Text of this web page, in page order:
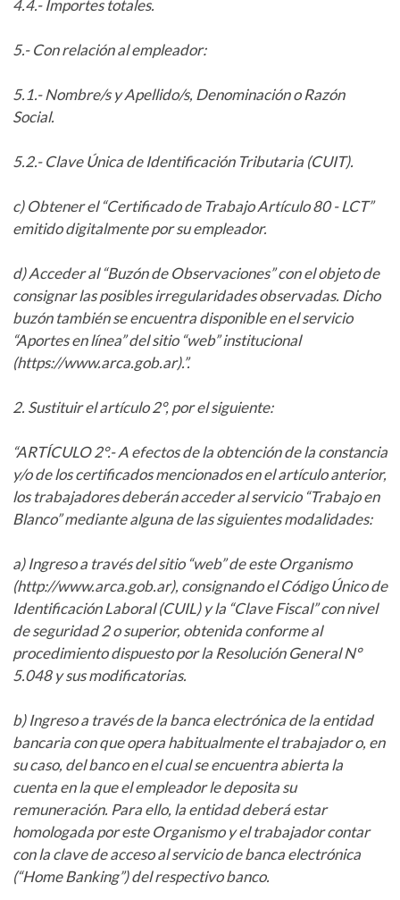
4.4.- Importes totales.
5.- Con relación al empleador:
5.1.- Nombre/s y Apellido/s, Denominación o Razón
Social.
5.2.- Clave Única de Identificación Tributaria (CUIT).
c) Obtener el “Certificado de Trabajo Artículo 80 - LCT”
emitido digitalmente por su empleador.
d) Acceder al “Buzón de Observaciones” con el objeto de
consignar las posibles irregularidades observadas. Dicho
buzón también se encuentra disponible en el servicio
“Aportes en línea” del sitio “web” institucional
(https://www.arca.gob.ar).”.
2. Sustituir el artículo 2°, por el siguiente:
“ARTÍCULO 2°.- A efectos de la obtención de la constancia
y/o de los certificados mencionados en el artículo anterior,
los trabajadores deberán acceder al servicio “Trabajo en
Blanco” mediante alguna de las siguientes modalidades:
a) Ingreso a través del sitio “web” de este Organismo
(http://www.arca.gob.ar), consignando el Código Único de
Identificación Laboral (CUIL) y la “Clave Fiscal” con nivel
de seguridad 2 o superior, obtenida conforme al
procedimiento dispuesto por la Resolución General N°
5.048 y sus modificatorias.
b) Ingreso a través de la banca electrónica de la entidad
bancaria con que opera habitualmente el trabajador o, en
su caso, del banco en el cual se encuentra abierta la
cuenta en la que el empleador le deposita su
remuneración. Para ello, la entidad deberá estar
homologada por este Organismo y el trabajador contar
con la clave de acceso al servicio de banca electrónica
(“Home Banking”) del respectivo banco.